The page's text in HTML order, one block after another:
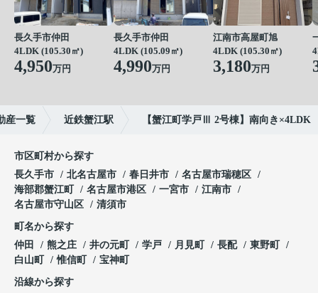
長久手市仲田
4LDK (105.30㎡)
4,950万円
長久手市仲田
4LDK (105.09㎡)
4,990万円
江南市高屋町旭
4LDK (105.30㎡)
3,180万円
産一覧 近鉄蟹江駅 【蟹江町学戸Ⅲ 2号棟】南向き×4LDK
市区町村から探す
長久手市
北名古屋市 春日井市
名古屋市瑞穂区
海部郡蟹江町
名古屋市港区 一宮市
江南市
名古屋市守山区
清須市
町名から探す
仲田
熊之庄 井の元町 学戸 月見町 長配
東野町
白山町
惟信町 宝神町
沿線から探す